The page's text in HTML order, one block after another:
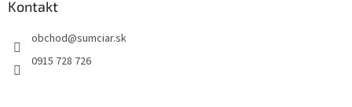
Kontakt
obchod@sumciar.sk
0915 728 726